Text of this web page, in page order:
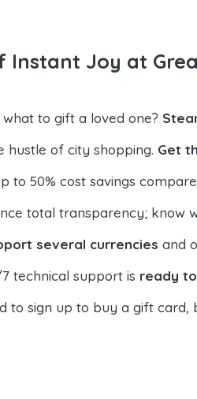
Instant Joy at
what to gift a loved one?
hustle of city shopping. Get
to 50% cost savings
total transparency; know
several currencies and
technical support is ready
to sign up to buy a gift card,